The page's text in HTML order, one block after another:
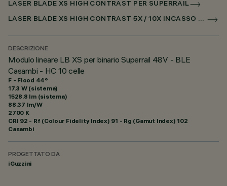
LASER BLADE XS HIGH CONTRAST PER SUPERRAIL
LASER BLADE XS HIGH CONTRAST 5X / 10X INCASSO PER SUPERRAIL CASAMBI
DESCRIZIONE
Modulo lineare LB XS per binario Superrail 48V - BLE
Casambi - HC 10 celle
F - Flood 44°
17.3 W (sistema)
1528.8 lm (sistema)
88.37 lm/W
2700 K
CRI 92 - Rf (Colour Fidelity Index) 91 - Rg (Gamut Index) 102
Casambi
PROGETTATO DA
iGuzzini